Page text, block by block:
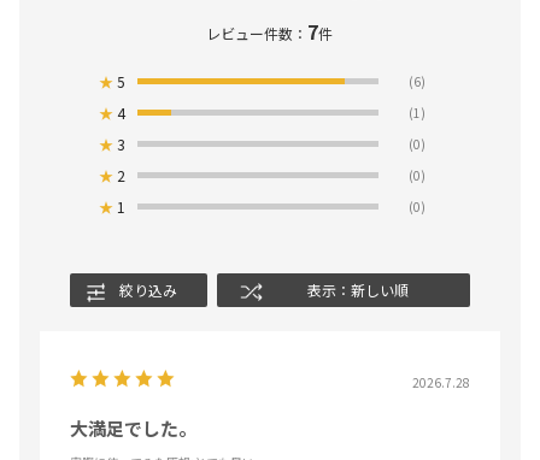
レビュー件数： 7件
★5 (6)
★4 (1)
★3 (0)
★ 2 (0)
★ 1 (0)
絞り込み 表示：新しい順
2026.7.28
大満足でした。